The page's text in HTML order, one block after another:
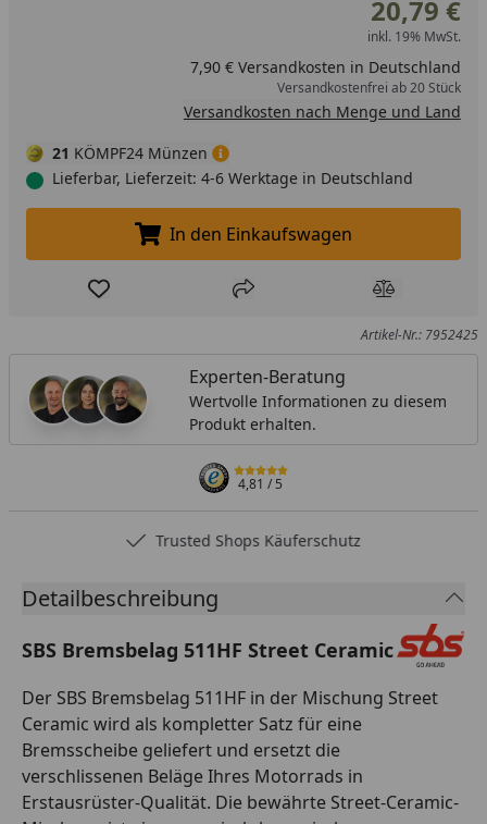
20,79 €
inkl. 19% MwSt.
7,90 € Versandkosten in Deutschland
Versandkostenfrei ab 20 Stück
Versandkosten nach Menge und Land
21 KÖMPF24 Münzen
Lieferbar, Lieferzeit: 4-6 Werktage in Deutschland
In den Einkaufswagen legen
In den Einkaufswagen
Produkt zur Wunschliste hinzufügen
Teilen Produkt
Artikel-Nr.: 7952425
Experten-Beratung
Wertvolle Informationen zu diesem
Produkt erhalten.
4,81/ 5
Trusted Shops Käuferschutz
Detailbeschreibung
SBS Bremsbelag 511HF Street Ceramic
Der SBS Bremsbelag 511HF in der Mischung Street
Ceramic wird als kompletter Satz für eine
Bremsscheibe geliefert und ersetzt die
verschlissenen Beläge Ihres Motorrads in
Erstausrüster-Qualität. Die bewährte Street-Ceramic-